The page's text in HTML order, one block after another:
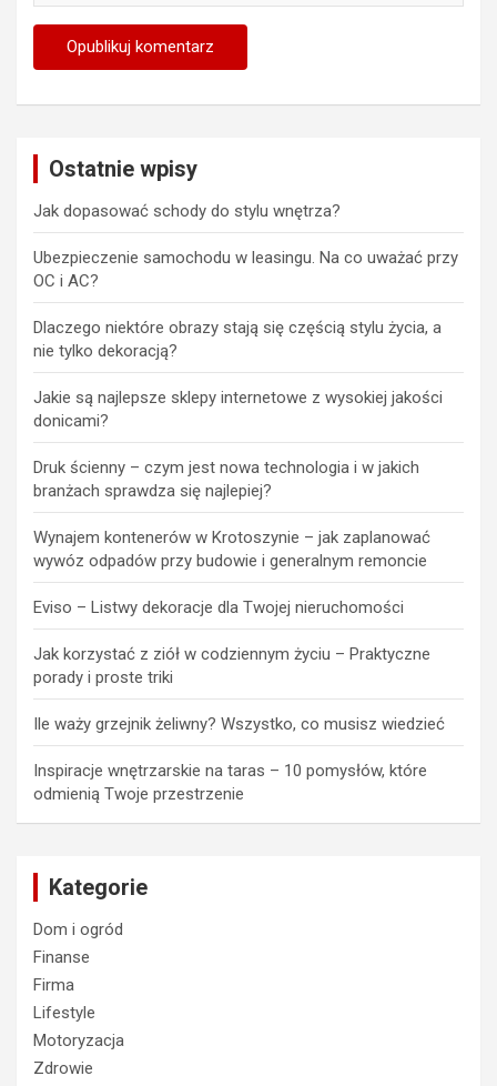
Ostatnie wpisy
Jak dopasować schody do stylu wnętrza?
Ubezpieczenie samochodu w leasingu. Na co uważać przy
OC i AC?
Dlaczego niektóre obrazy stają się częścią stylu życia, a
nie tylko dekoracją?
Jakie są najlepsze sklepy internetowe z wysokiej jakości
donicami?
Druk ścienny – czym jest nowa technologia i w jakich
branżach sprawdza się najlepiej?
Wynajem kontenerów w Krotoszynie – jak zaplanować
wywóz odpadów przy budowie i generalnym remoncie
Eviso – Listwy dekoracje dla Twojej nieruchomości
Jak korzystać z ziół w codziennym życiu – Praktyczne
porady i proste triki
Ile waży grzejnik żeliwny? Wszystko, co musisz wiedzieć
Inspiracje wnętrzarskie na taras – 10 pomysłów, które
odmienią Twoje przestrzenie
Kategorie
Dom i ogród
Finanse
Firma
Lifestyle
Motoryzacja
Zdrowie